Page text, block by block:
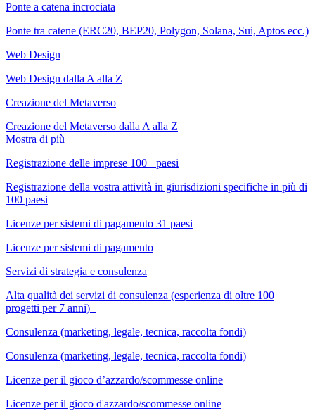
Ponte a catena incrociata
Ponte tra catene (ERC20, BEP20, Polygon, Solana, Sui, Aptos ecc.)
Web Design
Web Design dalla A alla Z
Creazione del Metaverso
Creazione del Metaverso dalla A alla Z
Mostra di più
Registrazione delle imprese 100+ paesi
Registrazione della vostra attività in giurisdizioni specifiche in più di
100 paesi
Licenze per sistemi di pagamento 31 paesi
Licenze per sistemi di pagamento
Servizi di strategia e consulenza
Alta qualità dei servizi di consulenza (esperienza di oltre 100
progetti per 7 anni)
Consulenza (marketing, legale, tecnica, raccolta fondi)
Consulenza (marketing, legale, tecnica, raccolta fondi)
Licenze per il gioco d’azzardo/scommesse online
Licenze per il gioco d'azzardo/scommesse online